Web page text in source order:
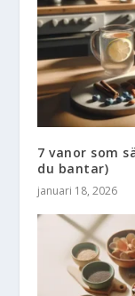
7 vanor som
du bantar)
januari 18, 2026